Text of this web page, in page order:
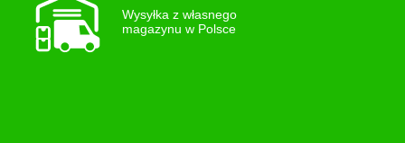
Wysyłka z własnego
magazynu w Polsce